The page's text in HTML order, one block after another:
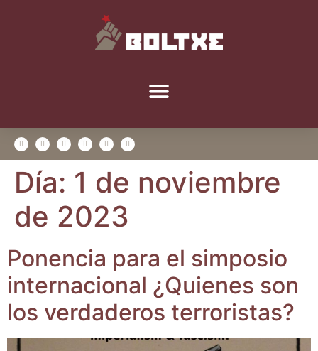
Día: 1 de noviembre
de 2023
Ponen­cia para el sim­po­sio
inter­na­cio­nal ¿Quie­nes son
los ver­da­de­ros terroristas?